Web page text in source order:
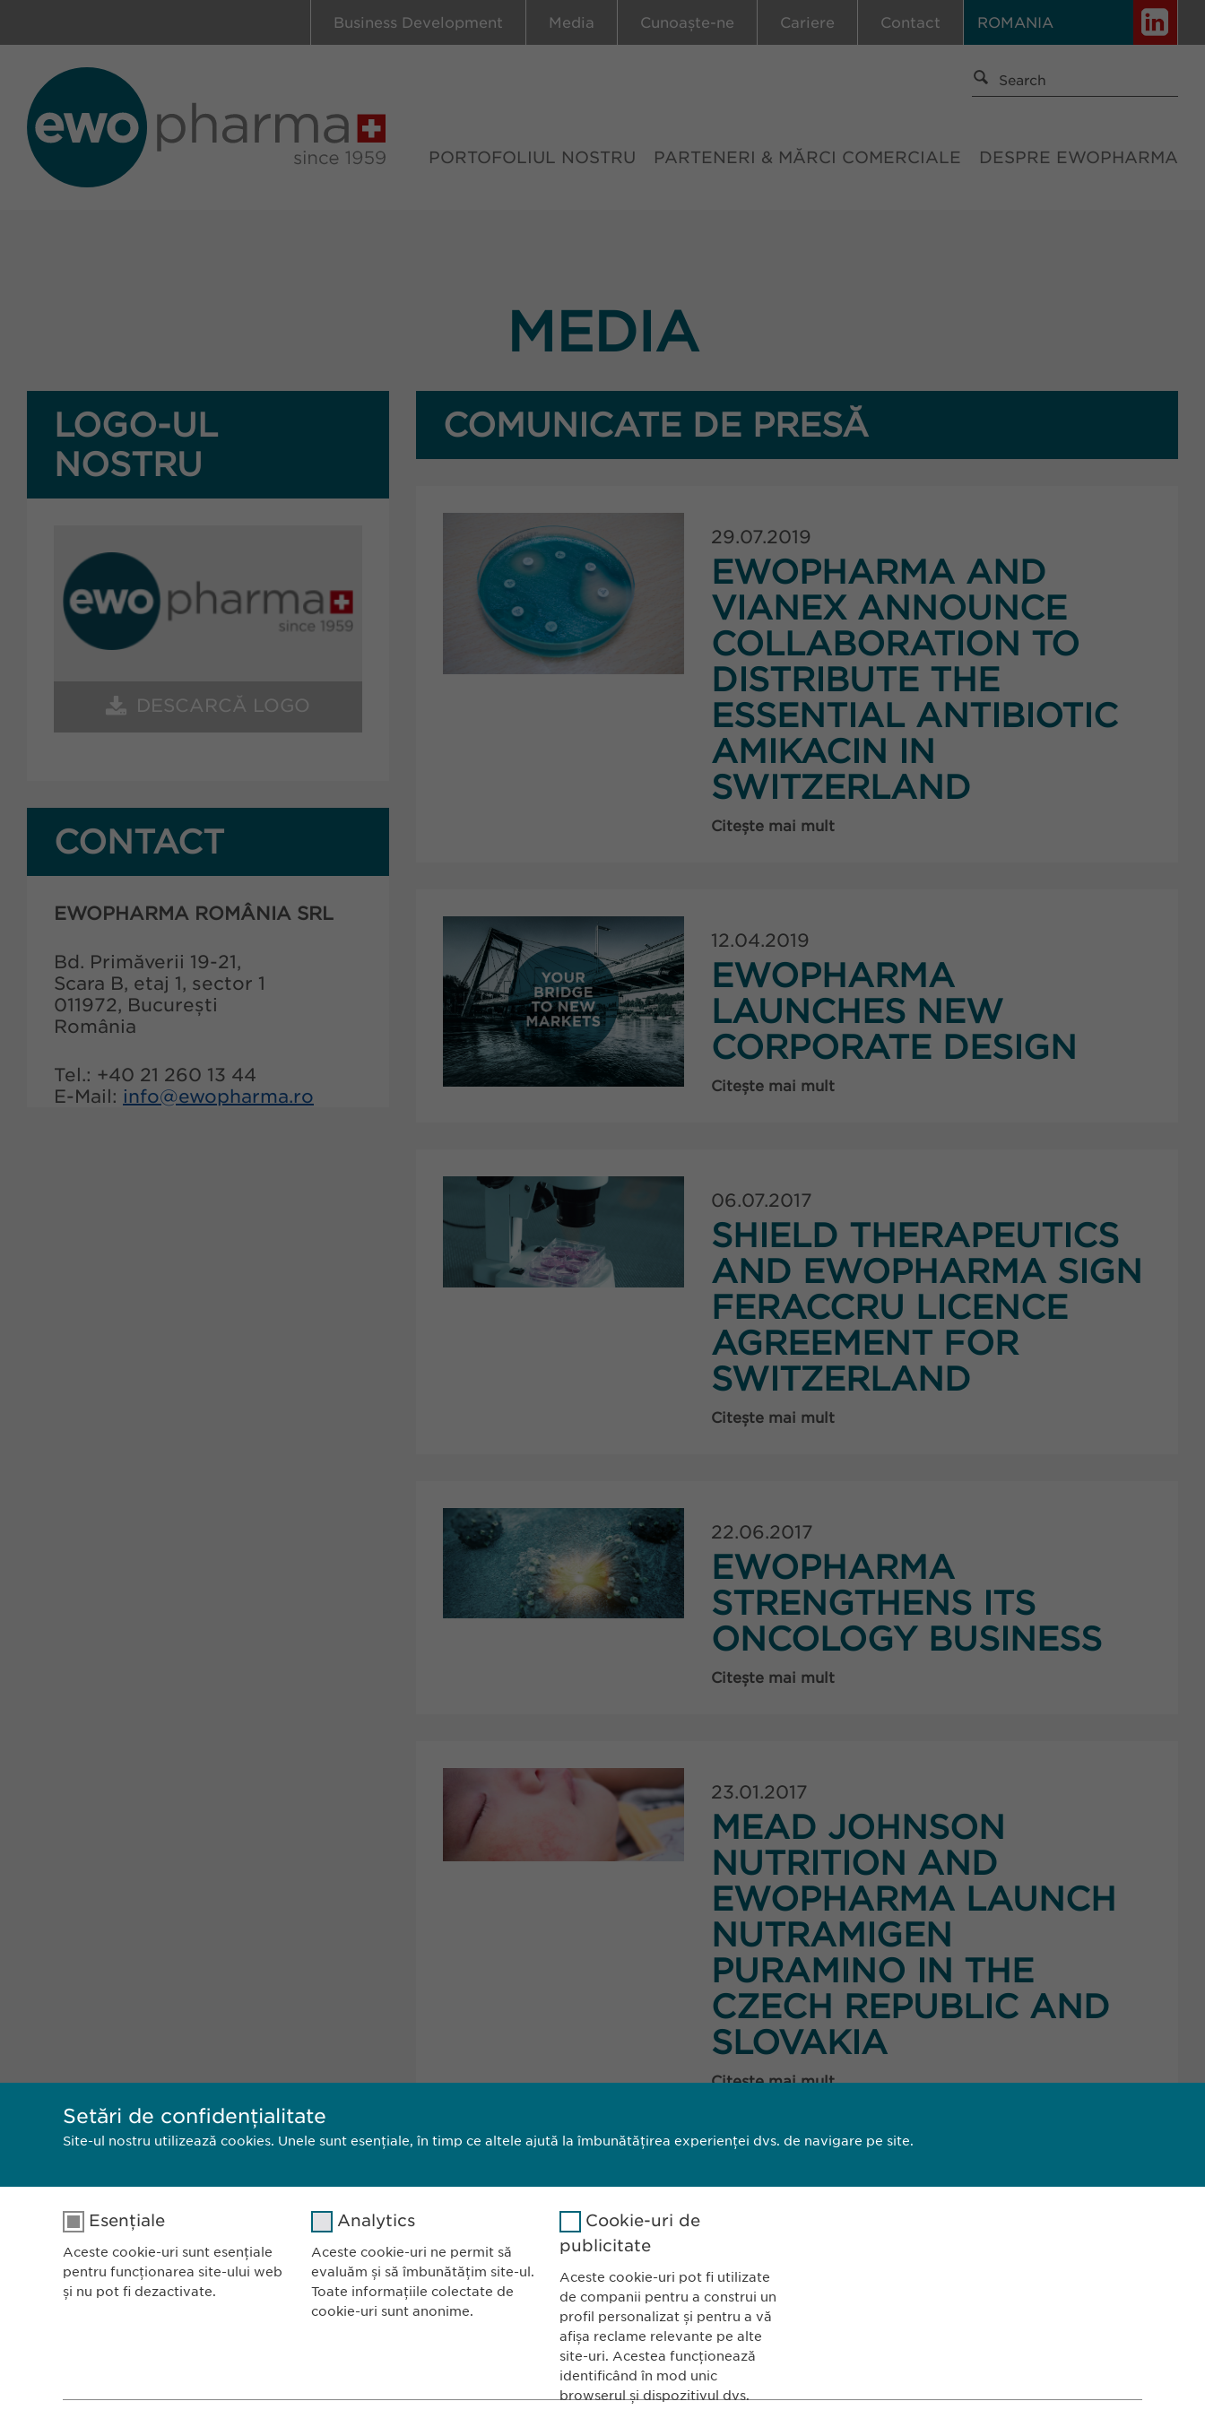
ROMANIA
Business Development Media Cunoaște-ne Cariere Contact
PORTOFOLIUL NOSTRU PARTENERI & MĂRCI COMERCIALE DESPRE EWOPHARMA
MEDIA
LOGO-UL
NOSTRU
DESCARCĂ LOGO
CONTACT
EWOPHARMA ROMÂNIA SRL
Bd. Primăverii 19-21,
Scara B, etaj 1, sector 1
011972, București
România
Tel.: +40 21 260 13 44
E-Mail: info@ewopharma.ro
COMUNICATE DE PRESĂ
29.07.2019
EWOPHARMA AND
VIANEX ANNOUNCE
COLLABORATION TO
DISTRIBUTE THE
ESSENTIAL ANTIBIOTIC
AMIKACIN IN
SWITZERLAND
Citește mai mult
12.04.2019
EWOPHARMA
LAUNCHES NEW
CORPORATE DESIGN
Citește mai mult
06.07.2017
SHIELD THERAPEUTICS
AND EWOPHARMA SIGN
FERACCRU LICENCE
AGREEMENT FOR
SWITZERLAND
Citește mai mult
22.06.2017
EWOPHARMA
STRENGTHENS ITS
ONCOLOGY BUSINESS
Citește mai mult
23.01.2017
MEAD JOHNSON
NUTRITION AND
EWOPHARMA LAUNCH
NUTRAMIGEN
PURAMINO IN THE
CZECH REPUBLIC AND
SLOVAKIA
Citește mai mult
011972, București
CONTACT
Tel.: +40 21 260 13 44
Fax: +40 21 202 93 27
E-Mail:info@ewopharma.ro
Setări de confidențialitate
Site-ul nostru utilizează cookies. Unele sunt esențiale, în timp ce altele ajută la îmbunătățirea experienței dvs. de navigare pe site.
Esențiale
Aceste cookie-uri sunt esențiale
pentru funcționarea site-ului web
și nu pot fi dezactivate.
Analytics
Aceste cookie-uri ne permit să
evaluăm și să îmbunătățim site-ul.
Toate informațiile colectate de
cookie-uri sunt anonime.
Cookie-uri de
publicitate
Aceste cookie-uri pot fi utilizate
de companii pentru a construi un
profil personalizat și pentru a vă
afișa reclame relevante pe alte
site-uri. Acestea funcționează
identificând în mod unic
browserul și dispozitivul dvs.